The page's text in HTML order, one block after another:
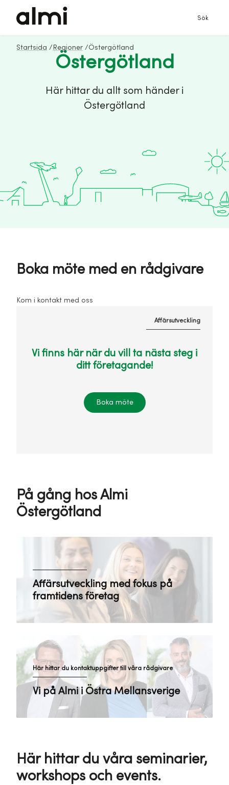
Sök
Startsida / Regioner /Östergötland
Östergötland
Här hittar du allt som händer i
Östergötland
Boka möte med en rådgivare
Kom i kontakt med oss
Affärsutveckling
Vi finns här när du vill ta nästa steg i
ditt företagande!
Boka möte
På gång hos Almi
Östergötland
Affärsutveckling med fokus på
framtidens företag
Här hittar du kontaktuppgifter till våra rådgivare
Vi på Almi i Östra Mellansverige
Här hittar du våra seminarier,
workshops och events.